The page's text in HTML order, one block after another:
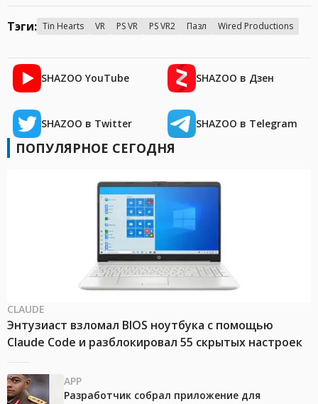
Тэги: Tin Hearts VR PS VR PS VR2 Пазл Wired Productions
SHAZOO YouTube SHAZOO в Дзен
SHAZOO в Twitter SHAZOO в Telegram
ПОПУЛЯРНОЕ СЕГОДНЯ
CLAUDE
Энтузиаст взломал BIOS ноутбука с помощью
Claude Code и разблокировал 55 скрытых настроек
APP
Разработчик собрал приложение для